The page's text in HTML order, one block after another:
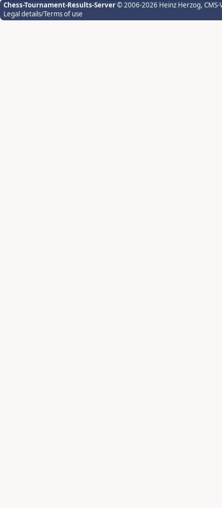
Chess-Tournament-Results-Server© 2006-2026 Heinz Herzog,
Legal details/Terms of use